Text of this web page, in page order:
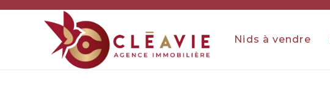
Nids à vendre